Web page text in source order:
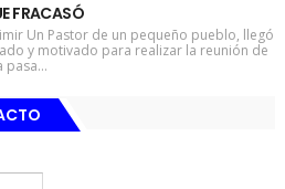
FRACASÓ
Un Pastor de un pequeño pueblo, llegó
y motivado para realizar la reunión de
pasa...